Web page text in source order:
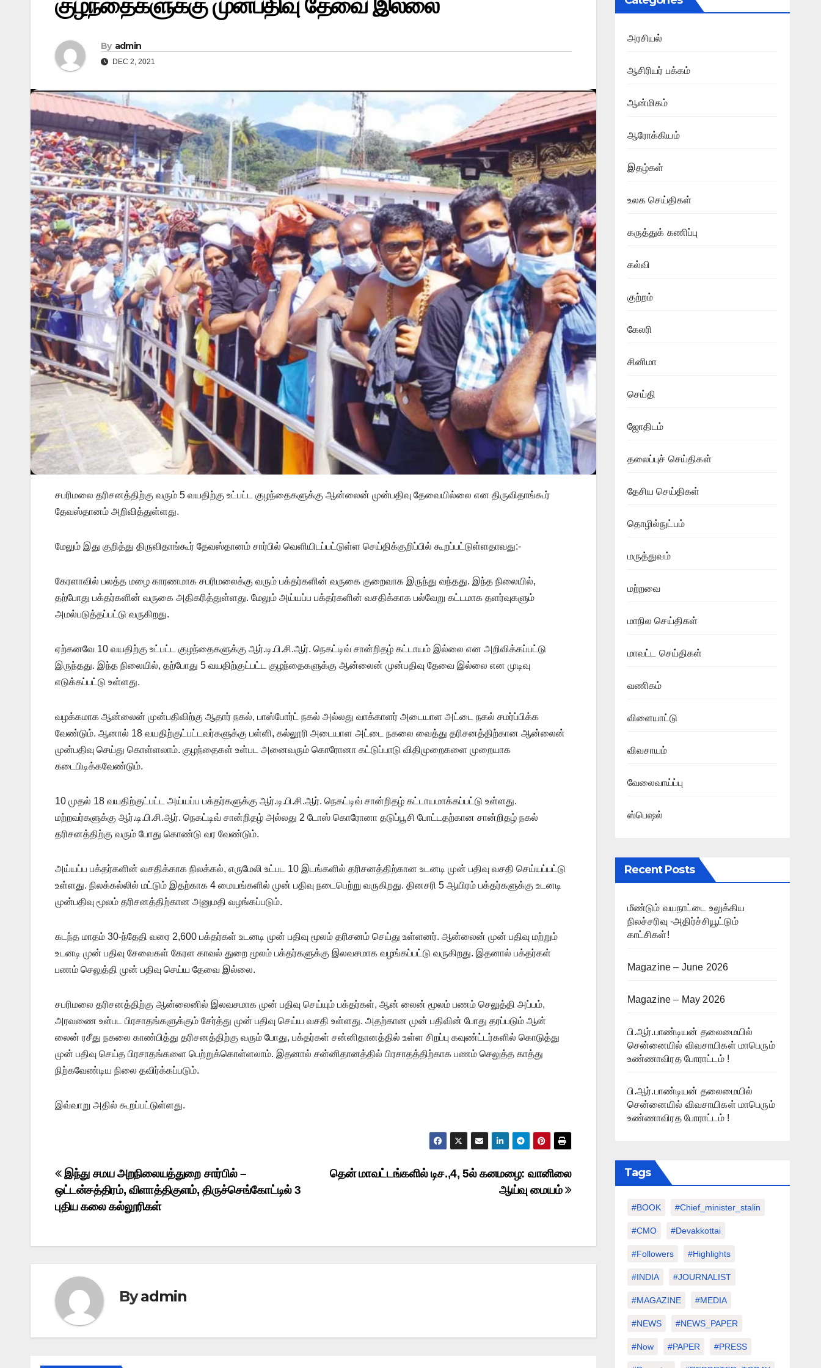
By admin
DEC 2, 2021
சபரிமலை தரிசனத்திற்கு வரும் 5 வயதிற்கு உட்பட்ட குழந்தைகளுக்கு ஆன்லைன் முன்பதிவு தேவையில்லை என திருவிதாங்கூர்
தேவஸ்தானம் அறிவித்துள்ளது.
மேலும் இது குறித்து திருவிதாங்கூர் தேவஸ்தானம் சார்பில் வெளியிடப்பட்டுள்ள செய்திக்குறிப்பில் கூறப்பட்டுள்ளதாவது:-
கேரளாவில் பலத்த மழை காரணமாக சபரிமலைக்கு வரும் பக்தர்களின் வருகை குறைவாக இருந்து வந்தது. இந்த நிலையில்,
தற்போது பக்தர்களின் வருகை அதிகரித்துள்ளது. மேலும் அய்யப்ப பக்தர்களின் வசதிக்காக பல்வேறு கட்டமாக தளர்வுகளும்
அமல்படுத்தப்பட்டு வருகிறது.
ஏற்கனவே 10 வயதிற்கு உட்பட்ட குழந்தைகளுக்கு ஆர்.டி.பி.சி.ஆர். நெகட்டிவ் சான்றிதழ் கட்டாயம் இல்லை என அறிவிக்கப்பட்டு
இருந்தது. இந்த நிலையில், தற்போது 5 வயதிற்குட்பட்ட குழந்தைகளுக்கு ஆன்லைன் முன்பதிவு தேவை இல்லை என முடிவு
எடுக்கப்பட்டு உள்ளது.
வழக்கமாக ஆன்லைன் முன்பதிவிற்கு ஆதார் நகல், பாஸ்போர்ட் நகல் அல்லது வாக்காளர் அடையாள அட்டை நகல் சமர்ப்பிக்க
வேண்டும். ஆனால் 18 வயதிற்குட்பட்டவர்களுக்கு பள்ளி, கல்லூரி அடையாள அட்டை நகலை வைத்து தரிசனத்திற்கான ஆன்லைன்
முன்பதிவு செய்து கொள்ளலாம். குழந்தைகள் உள்பட அனைவரும் கொரோனா கட்டுப்பாடு விதிமுறைகளை முறையாக
கடைபிடிக்கவேண்டும்.
10 முதல் 18 வயதிற்குட்பட்ட அய்யப்ப பக்தர்களுக்கு ஆர்.டி.பி.சி.ஆர். நெகட்டிவ் சான்றிதழ் கட்டாயமாக்கப்பட்டு உள்ளது.
மற்றவர்களுக்கு ஆர்.டி.பி.சி.ஆர். நெகட்டிவ் சான்றிதழ் அல்லது 2 டோஸ் கொரோனா தடுப்பூசி போட்டதற்கான சான்றிதழ் நகல்
தரிசனத்திற்கு வரும் போது கொண்டு வர வேண்டும்.
அய்யப்ப பக்தர்களின் வசதிக்காக நிலக்கல், எருமேலி உட்பட 10 இடங்களில் தரிசனத்திற்கான உடனடி முன் பதிவு வசதி செய்யப்பட்டு
உள்ளது. நிலக்கல்லில் மட்டும் இதற்காக 4 மையங்களில் முன் பதிவு நடைபெற்று வருகிறது. தினசரி 5 ஆயிரம் பக்தர்களுக்கு உடனடி
முன்பதிவு மூலம் தரிசனத்திற்கான அனுமதி வழங்கப்படும்.
கடந்த மாதம் 30-ந்தேதி வரை 2,600 பக்தர்கள் உடனடி முன் பதிவு மூலம் தரிசனம் செய்து உள்ளனர். ஆன்லைன் முன் பதிவு மற்றும்
உடனடி முன் பதிவு சேவைகள் கேரள காவல் துறை மூலம் பக்தர்களுக்கு இலவசமாக வழங்கப்பட்டு வருகிறது. இதனால் பக்தர்கள்
பணம் செலுத்தி முன் பதிவு செய்ய தேவை இல்லை.
சபரிமலை தரிசனத்திற்கு ஆன்லைனில் இலவசமாக முன் பதிவு செய்யும் பக்தர்கள், ஆன் லைன் மூலம் பணம் செலுத்தி அப்பம்,
அரவணை உள்பட பிரசாதங்களுக்கும் சேர்த்து முன் பதிவு செய்ய வசதி உள்ளது. அதற்கான முன் பதிவின் போது தரப்படும் ஆன்
லைன் ரசீது நகலை காண்பித்து தரிசனத்திற்கு வரும் போது, பக்தர்கள் சன்னிதானத்தில் உள்ள சிறப்பு கவுண்ட்டர்களில் கொடுத்து
முன் பதிவு செய்த பிரசாதங்களை பெற்றுக்கொள்ளலாம். இதனால் சன்னிதானத்தில் பிரசாதத்திற்காக பணம் செலுத்த காத்து
நிற்கவேண்டிய நிலை தவிர்க்கப்படும்.
இவ்வாறு அதில் கூறப்பட்டுள்ளது.
Post
navigation
தென் மாவட்டங்களில் டிச.,4, 5ல் கனமழை: வானிலை
ஆய்வு மையம்
இந்து சமய அறநிலையத்துறை சார்பில் –
ஒட்டன்சத்திரம், விளாத்திகுளம், திருச்செங்கோட்டில் 3
புதிய கலை கல்லூரிகள்
Byadmin
அரசியல்
ஆசிரியர் பக்கம்
ஆன்மிகம்
ஆரோக்கியம்
இதழ்கள்
உலக செய்திகள்
கருத்துக் கணிப்பு
கல்வி
குற்றம்
கேலரி
சினிமா
செய்தி
ஜோதிடம்
தலைப்புச் செய்திகள்
தேசிய செய்திகள்
தொழில்நுட்பம்
மருத்துவம்
மற்றவை
மாநில செய்திகள்
மாவட்ட செய்திகள்
வணிகம்
விளையாட்டு
விவசாயம்
வேலைவாய்ப்பு
ஸ்பெஷல்
Recent Posts
மீண்டும் வயநாட்டை உலுக்கிய
நிலச்சரிவு -அதிர்ச்சியூட்டும்
காட்சிகள்!
Magazine – June 2026
Magazine – May 2026
பி.ஆர்.பாண்டியன் தலைமையில்
சென்னையில் விவசாயிகள் மாபெரும்
உண்ணாவிரத போராட்டம் !
பி.ஆர்.பாண்டியன் தலைமையில்
சென்னையில் விவசாயிகள் மாபெரும்
உண்ணாவிரத போராட்டம் !
Tags
#BOOK #chief_minister_stalin
#CMO #devakkottai
#followers #highlights
#INDIA #JOURNALIST
#MAGAZINE #MEDIA
#NEWS #NEWS_PAPER
#Now #PAPER #PRESS